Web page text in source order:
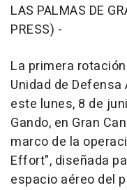
LAS PALMAS DE
PRESS) -
La primera
Unidad de Defensa
este lunes, 8 de
Gando, en Gran
marco de la
Effort", diseñada
espacio aéreo del